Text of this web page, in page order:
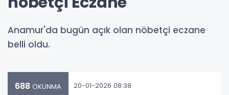
Anamur'da bugün açık olan nöbetçi eczane
belli oldu.
688 OKUNMA 20-01-2026 08:38